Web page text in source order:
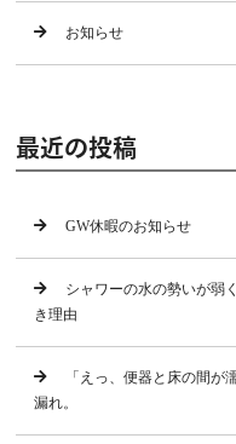
お知らせ
最近の投稿
GW休暇のお知らせ
シャワーの水の勢いが弱
き理由
「えっ、便器と床の間が
漏れ。